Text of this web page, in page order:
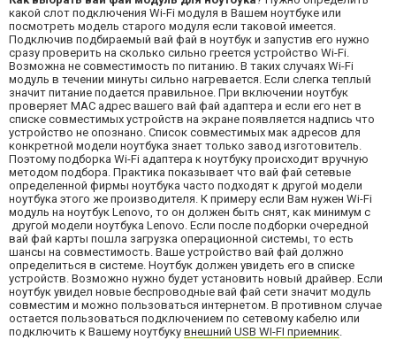
какой слот подключения Wi-Fi модуля в Вашем ноутбуке или
посмотреть модель старого модуля если таковой имеется.
Подключив подбираемый вай фай в ноутбук и запустив его нужно
сразу проверить на сколько сильно греется устройство Wi-Fi.
Возможна не совместимость по питанию. В таких случаях Wi-Fi
модуль в течении минуты сильно нагревается. Если слегка теплый
значит питание подается правильное. При включении ноутбук
проверяет MAC адрес вашего вай фай адаптера и если его нет в
списке совместимых устройств на экране появляется надпись что
устройство не опознано. Список совместимых мак адресов для
конкретной модели ноутбука знает только завод изготовитель.
Поэтому подборка Wi-Fi адаптера к ноутбуку происходит вручную
методом подбора. Практика показывает что вай фай сетевые
определенной фирмы ноутбука часто подходят к другой модели
ноутбука этого же производителя. К примеру если Вам нужен Wi-Fi
модуль на ноутбук Lenovo, то он должен быть снят, как минимум с
другой модели ноутбука Lenovo. Если после подборки очередной
вай фай карты пошла загрузка операционной системы, то есть
шансы на совместимость. Ваше устройство вай фай должно
определиться в системе. Ноутбук должен увидеть его в списке
устройств. Возможно нужно будет установить новый драйвер. Если
ноутбук увидел новые беспроводные вай фай сети значит модуль
совместим и можно пользоваться интернетом. В противном случае
остается пользоваться подключением по сетевому кабелю или
подключить к Вашему ноутбуку внешний USB WI-FI приемник.